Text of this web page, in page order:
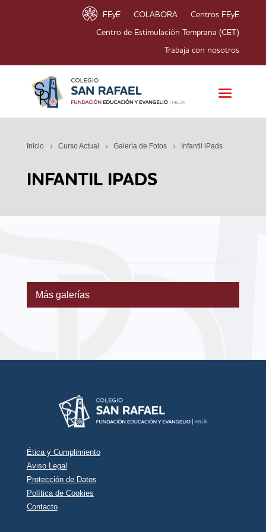
FEyE COLABORA Centros FEyE
Centro de Estimulación Temprana (CET)
Trabaja con nosotros
Inicio Curso Actual Galería de Fotos Infantil iPads
INFANTIL IPADS
Más galerías
Ética y Cumplimiento
Aviso Legal
Protección de Datos
Política de Cookies
Contacto